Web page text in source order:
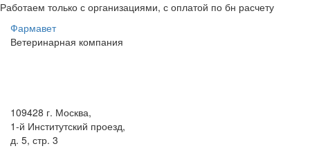
Работаем только с организациями, с оплатой по бн расчету
Фармавет
Ветеринарная компания
109428 г. Москва,
1-й Институтский проезд,
д. 5, стр. 3